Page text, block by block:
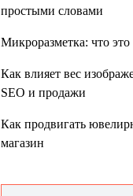
простыми словами
Микроразметка: что это
Как влияет вес
SEO и продажи
Как продвигать
магазин